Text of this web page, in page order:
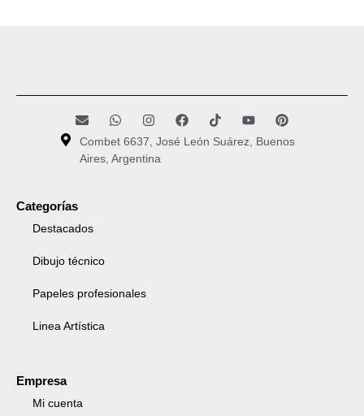
Combet 6637, José León Suárez, Buenos
Aires, Argentina
Categorías
Destacados
Dibujo técnico
Papeles profesionales
Linea Artística
Empresa
Mi cuenta